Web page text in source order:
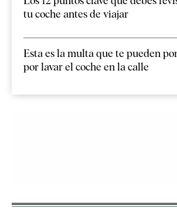
tu coche antes de viajar
Esta es la multa que te pueden
por lavar el coche en la calle